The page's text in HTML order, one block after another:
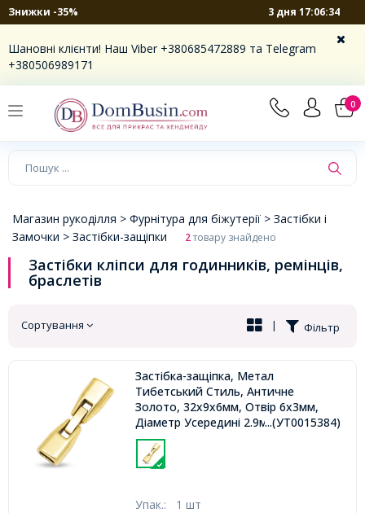
Знижки -35% 3 дня 17:06:33
Шановні клієнти! Наш Viber +380685472889 та Telegram
+380506989171
0
×
Магазин рукоділля > Фурнітура для біжутерії > Застібки і
Замочки > Застібки-защіпки 2товару знайдено
Застібки кліпси для годинників, ремінців,
браслетів
Сортування Фільтр
|
Застібка-защіпка, Метал
Тибетський Стиль, Античне
Золото, 32х9х6мм, Отвір 6х3мм,
Діаметр Усередині 2.9мм,...(УТ0015384)
Упак.: 1 шт